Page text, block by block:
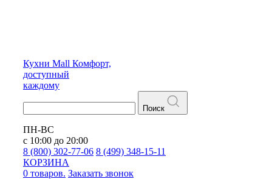
Кухни Mall Комфорт,
доступный
каждому
Поиск
ПН-ВС
с 10:00 до 20:00
8 (800) 302-77-06 8 (499) 348-15-11
КОРЗИНА
0 товаров. Заказать звонок